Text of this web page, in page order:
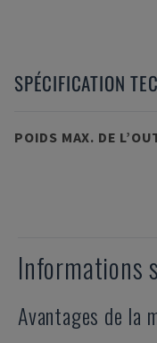
SPÉCIFICATION
POIDS MAX. DE
Informations
Avantages de la